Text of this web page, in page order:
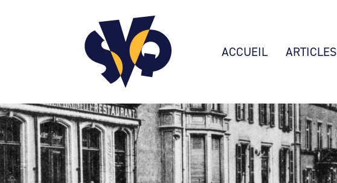
ACCUEIL ARTICLES